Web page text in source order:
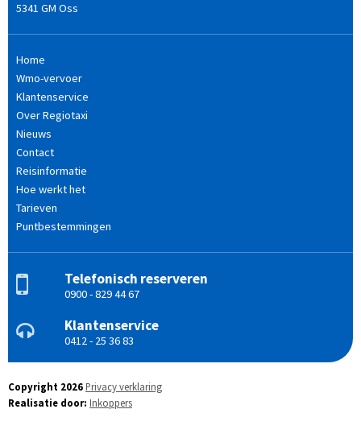
5341 GM Oss
Home
Wmo-vervoer
Klantenservice
Over Regiotaxi
Nieuws
Contact
Reisinformatie
Hoe werkt het
Tarieven
Puntbestemmingen
Telefonisch reserveren
0900 - 829 44 67
Klantenservice
0412 - 25 36 83
Copyright 2026Privacy verklaring
Realisatie door: Inkoppers